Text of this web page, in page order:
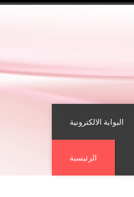
البوابة الالكترونية
الرئيسية